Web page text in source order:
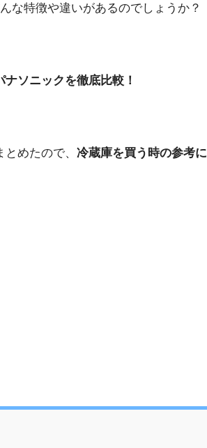
な特徴や違いがあるのでしょうか？
ソニックを徹底比較！
めたので、 冷蔵庫を買う時の参考に